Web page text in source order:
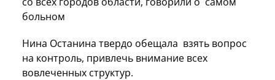
больном
Нина Останина твердо обещала взять вопрос
на контроль, привлечь внимание всех
вовлеченных структур.